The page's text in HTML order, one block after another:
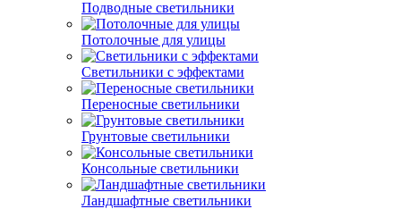
Подводные светильники
Потолочные для улицы
Светильники с эффектами
Переносные светильники
Грунтовые светильники
Консольные светильники
Ландшафтные светильники